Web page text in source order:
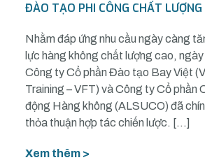
ĐÀO TẠO PHI CÔNG CHẤT LƯỢNG
Nhằm đáp ứng nhu cầu ngày càng
lực hàng không chất lượng cao,
Công ty Cổ phần Đào tạo Bay Việt
Training – VFT) và Công ty Cổ phần
động Hàng không (ALSUCO) đã
thỏa thuận hợp tác chiến lược. […]
Xem thêm >